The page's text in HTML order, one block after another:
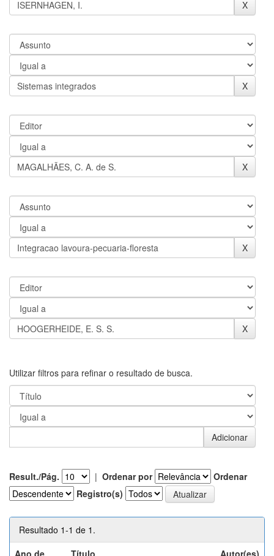
Utilizar filtros para refinar o resultado de busca.
Result./Pág. | Ordenar por
Ordenar
Registro(s)
Resultado 1-1 de 1.
Ano de
Título Autor(es)